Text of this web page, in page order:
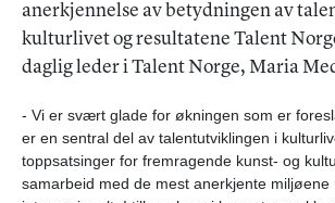
anerkjennelse av betydningen av
kulturlivet og resultatene Talent
daglig leder i Talent Norge, Maria
- Vi er svært glade for økningen som er
er en sentral del av talentutviklingen i
toppsatsinger for fremragende kunst- og
samarbeid med de mest anerkjente miljøene